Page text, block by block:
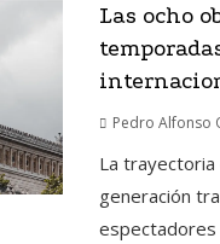
Las ocho
Pedro Alfonso
La
generación
espectadores